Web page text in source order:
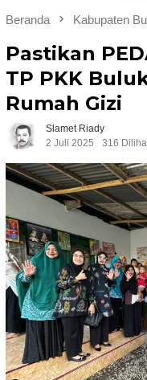
Beranda Kabupaten
Pastikan
TP PKK
Rumah Gizi
Slamet Riady
2 Juli 2025
316